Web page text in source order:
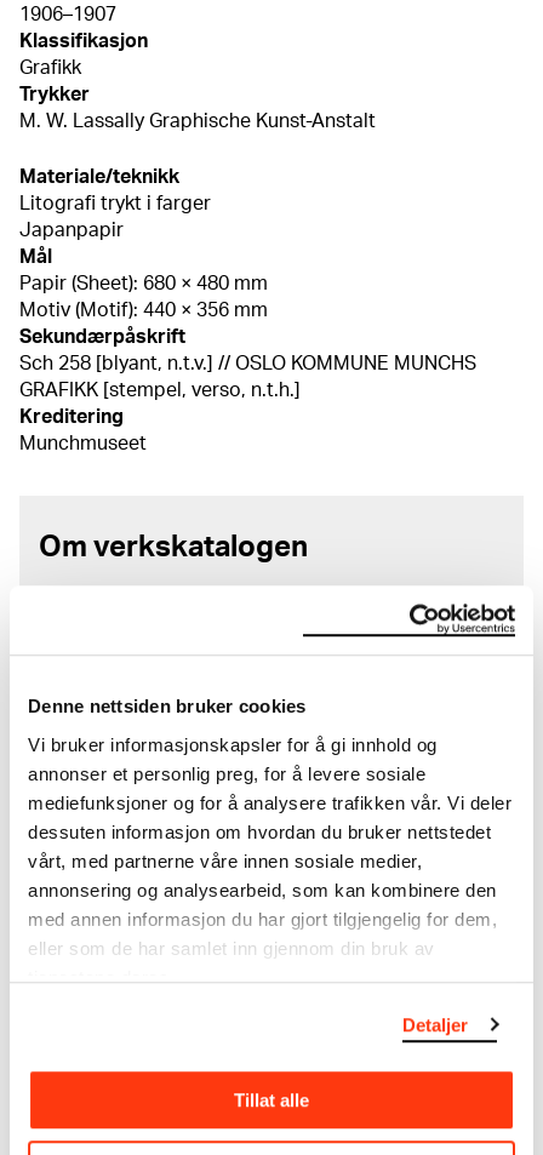
Denne nettsiden bruker cookies
Vi bruker informasjonskapsler for å gi innhold og
annonser et personlig preg, for å levere sosiale
mediefunksjoner og for å analysere trafikken vår. Vi deler
dessuten informasjon om hvordan du bruker nettstedet
vårt, med partnerne våre innen sosiale medier,
annonsering og analysearbeid, som kan kombinere den
med annen informasjon du har gjort tilgjengelig for dem,
eller som de har samlet inn gjennom din bruk av
tjenestene deres.
Detaljer
Tillat alle
1906–1907
Klassifikasjon
Grafikk
Trykker
M. W. Lassally Graphische Kunst-Anstalt
Materiale/teknikk
Litografi trykt i farger
Japanpapir
Mål
Papir (Sheet): 680 × 480 mm
Motiv (Motif): 440 × 356 mm
Sekundærpåskrift
Sch 258 [blyant, n.t.v.] // OSLO KOMMUNE MUNCHS
GRAFIKK [stempel, verso, n.t.h.]
Kreditering
Munchmuseet
Om verkskatalogen
I verkskatalogen kan du søke i hele Edvard Munchs
kunstnerskap. Verkskatalogen utbedres jevnlig i
samsvar med den nyeste forskningen. Vi tar
MUNCHs samling består av over 42 000 unike
museumsobjekter, inkludert nærmere 27 000 unike
kunstverk. I tillegg til den ekstraordinære samlingen
Edvard Munch
testamenterte til Oslo
kommune i 1940, rommer museet også samlingene
til Rolf Stenersen, Amaldus Nielsen og Ludvig O.
Ravensberg.
Merom MUNCHssamling
Les mer om bruk av våre avfotograferinger og
kreditering
Les mer om arbeidet med å digitalisere Munchs